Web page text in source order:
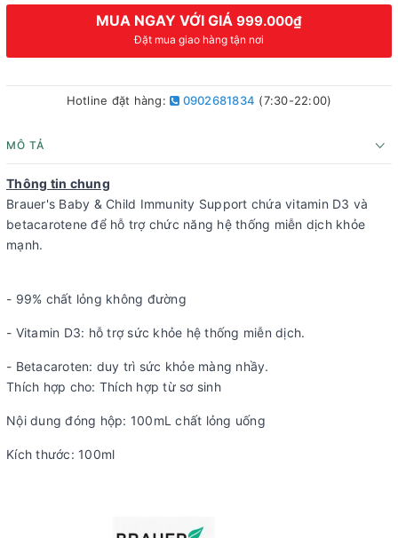
MUA NGAY VỚI GIÁ 999.000₫
Đặt mua giao hàng tận nơi
Hotline đặt hàng: 0902681834 (7:30-22:00)
MÔ TẢ
Thông tin chung
Brauer's Baby & Child Immunity Support chứa vitamin D3 và
betacarotene để hỗ trợ chức năng hệ thống miễn dịch khỏe
mạnh.
- 99% chất lỏng không đường
- Vitamin D3: hỗ trợ sức khỏe hệ thống miễn dịch.
- Betacaroten: duy trì sức khỏe màng nhầy.
Thích hợp cho: Thích hợp từ sơ sinh
Nội dung đóng hộp: 100mL chất lỏng uống
Kích thước: 100ml